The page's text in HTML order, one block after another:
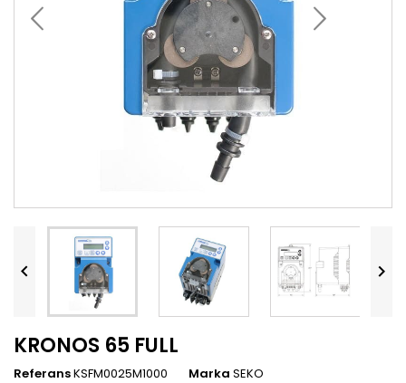
 
KRONOS 65 FULL
ReferansKSFM0025M1000 Marka SEKO